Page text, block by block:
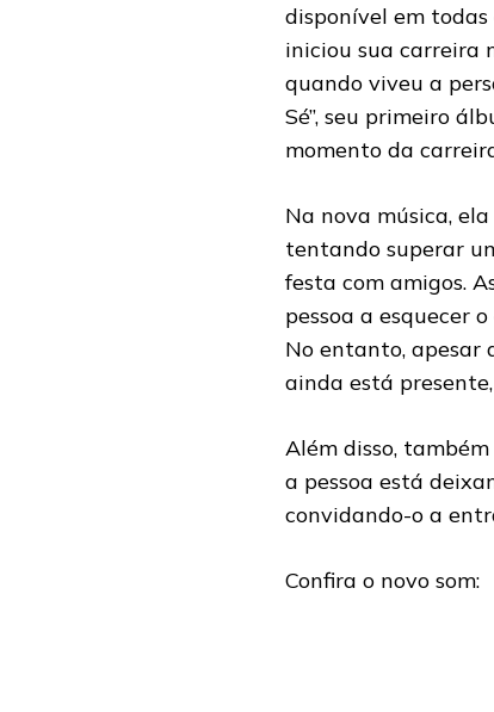
disponível em
iniciou sua carreira
quando viveu a
Sé”, seu primeiro
momento da
Na nova música,
tentando superar
festa com amigos.
pessoa a esquecer
No entanto, apesar
ainda está
Além disso,
a pessoa está
convidando-o a
Confira o novo som: